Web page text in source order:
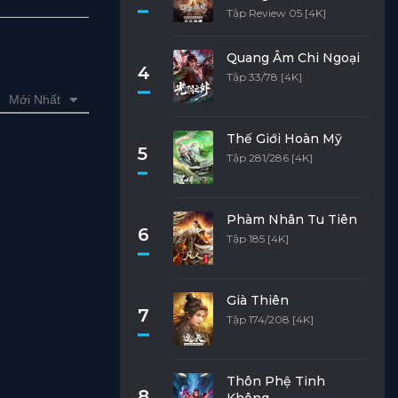
Mới Nhất
Tập Review 05 [4K]
4
Quang Âm Chi Ngoại
Tập 33/78 [4K]
5
Thế Giới Hoàn Mỹ
Tập 281/286 [4K]
6
Phàm Nhân Tu Tiên
Tập 185 [4K]
7
Già Thiên
Tập 174/208 [4K]
Thôn Phệ Tinh